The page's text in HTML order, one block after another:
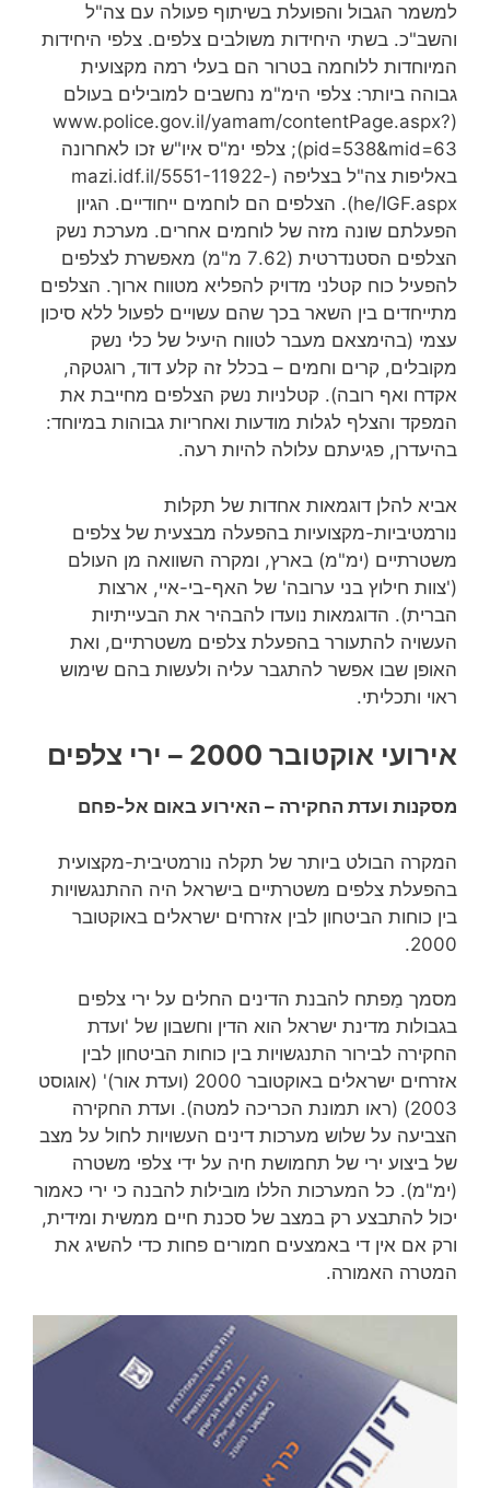
למשמר הגבול והפועלת בשיתוף פעולה עם צה"ל
והשב"כ. בשתי היחידות משולבים צלפים. צלפי היחידות
המיוחדות ללוחמה בטרור הם בעלי רמה מקצועית
גבוהה ביותר: צלפי הימ"מ נחשבים למובילים בעולם
(www.police.gov.il/yamam/contentPage.aspx?
pid=538&mid=63); צלפי ימ"ס איו"ש זכו לאחרונה
באליפות צה"ל בצליפה (mazi.idf.il/5551-11922-
he/IGF.aspx). הצלפים הם לוחמים ייחודיים. הגיון
הפעלתם שונה מזה של לוחמים אחרים. מערכת נשק
הצלפים הסטנדרטית (7.62 מ"מ) מאפשרת לצלפים
להפעיל כוח קטלני מדויק להפליא מטווח ארוך. הצלפים
מתייחדים בין השאר בכך שהם עשויים לפעול ללא סיכון
עצמי (בהימצאם מעבר לטווח היעיל של כלי נשק
מקובלים, קרים וחמים – בכלל זה קלע דוד, רוגטקה,
אקדח ואף רובה). קטלניות נשק הצלפים מחייבת את
המפקד והצלף לגלות מודעות ואחריות גבוהות במיוחד:
בהיעדרן, פגיעתם עלולה להיות רעה.
אביא להלן דוגמאות אחדות של תקלות
נורמטיביות-מקצועיות בהפעלה מבצעית של צלפים
משטרתיים (ימ"מ) בארץ, ומקרה השוואה מן העולם
('צוות חילוץ בני ערובה' של האף-בי-איי, ארצות
הברית). הדוגמאות נועדו להבהיר את הבעייתיות
העשויה להתעורר בהפעלת צלפים משטרתיים, ואת
האופן שבו אפשר להתגבר עליה ולעשות בהם שימוש
ראוי ותכליתי.
אירועי אוקטובר 2000 – ירי צלפים
מסקנות ועדת החקירה – האירוע באום אל-פחם
המקרה הבולט ביותר של תקלה נורמטיבית-מקצועית
בהפעלת צלפים משטרתיים בישראל היה ההתנגשויות
בין כוחות הביטחון לבין אזרחים ישראלים באוקטובר
2000.
מסמך מַפתח להבנת הדינים החלים על ירי צלפים
בגבולות מדינת ישראל הוא הדין וחשבון של 'ועדת
החקירה לבירור התנגשויות בין כוחות הביטחון לבין
אזרחים ישראלים באוקטובר 2000 (ועדת אור)' (אוגוסט
2003) (ראו תמונת הכריכה למטה). ועדת החקירה
הצביעה על שלוש מערכות דינים העשויות לחול על מצב
של ביצוע ירי של תחמושת חיה על ידי צלפי משטרה
(ימ"מ). כל המערכות הללו מובילות להבנה כי ירי כאמור
יכול להתבצע רק במצב של סכנת חיים ממשית ומידית,
ורק אם אין די באמצעים חמורים פחות כדי להשיג את
המטרה האמורה.